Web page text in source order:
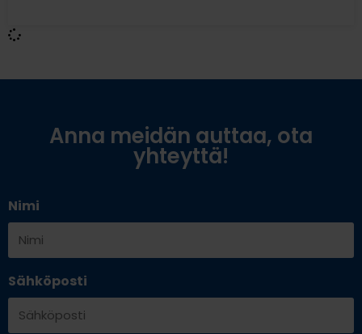
Anna meidän auttaa, ota
yhteyttä!
Nimi
Sähköposti